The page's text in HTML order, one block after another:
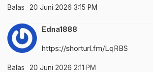
Balas 20 Juni 2026 3:15 PM
Edna1888
https://shorturl.fm/LqRBS
Balas 20 Juni 2026 2:11 PM